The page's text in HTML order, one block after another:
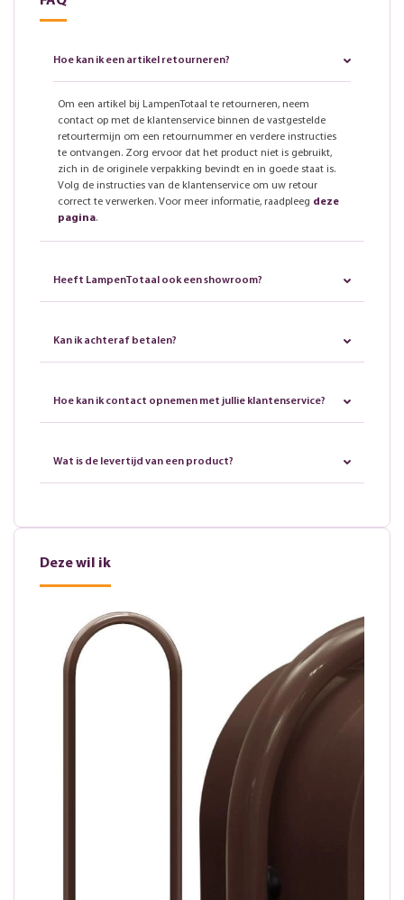
Hoe kan ik een artikel retourneren?
Om een artikel bij LampenTotaal te retourneren, neem
contact op met de klantenservice binnen de vastgestelde
retourtermijn om een retournummer en verdere instructies
te ontvangen. Zorg ervoor dat het product niet is gebruikt,
zich in de originele verpakking bevindt en in goede staat is.
Volg de instructies van de klantenservice om uw retour
correct te verwerken. Voor meer informatie, raadpleeg deze
pagina.
Heeft LampenTotaal ook een showroom?
Kan ik achteraf betalen?
Hoe kan ik contact opnemen met jullie klantenservice?
Wat is de levertijd van een product?
Deze wil ik